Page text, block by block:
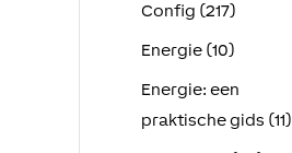
Config (217)
Energie (10)
Energie: een
praktische gids (11)